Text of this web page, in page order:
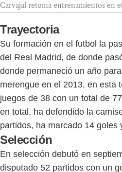
Carvajal retoma entrenamientos en
Trayectoria
Su formación en el futbol la
del Real Madrid, de donde
donde permaneció un año
merengue en el 2013, en esta
juegos de 38 con un total de
en total, ha defendido la
partidos, ha marcado 14 goles
Selección
En selección debutó en
disputado 52 partidos con un